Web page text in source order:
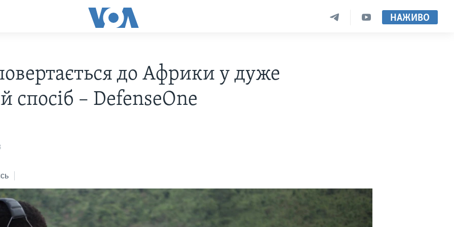
НАЖИВО
до Африки у дуже
спосіб – DefenseOne